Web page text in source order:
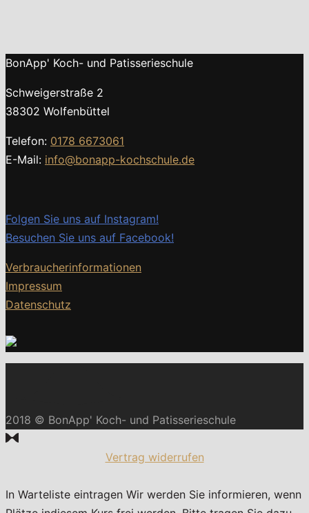
BonApp' Koch- und Patisserieschule
Schweigerstraße 2
38302 Wolfenbüttel
Telefon: 0178 6673061
E-Mail: info@bonapp-kochschule.de
Folgen Sie uns auf Instagram!
Besuchen Sie uns auf Facebook!
Verbraucherinformationen
Impressum
Datenschutz
2018 © BonApp' Koch- und Patisserieschule
Vertrag widerrufen
In Warteliste eintragen Wir werden Sie informieren, wenn